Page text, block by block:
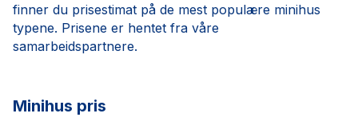
finner du prisestimat på de mest populære minihus
typene. Prisene er hentet fra våre
samarbeidspartnere.
Minihus pris